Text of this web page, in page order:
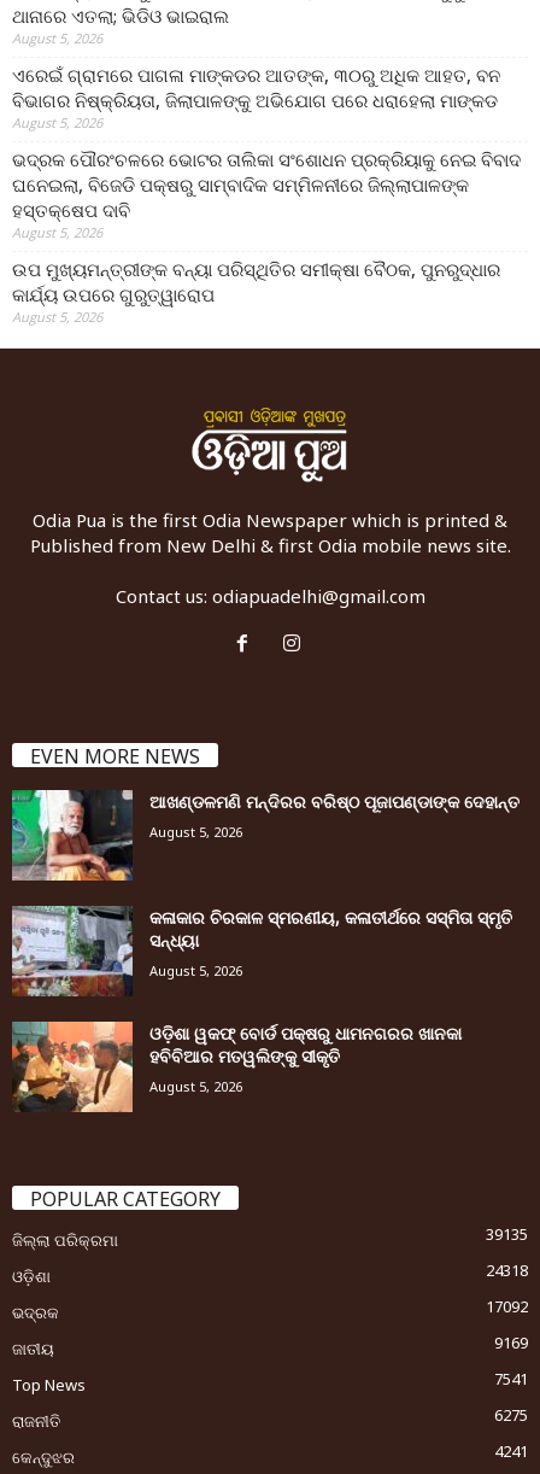
ଥାନାରେ ଏତଲା; ଭିଡିଓ ଭାଇରାଲ
August 5, 2026
ଏରେଇଁ ଗ୍ରାମରେ ପାଗଳା ମାଙ୍କଡର ଆତଙ୍କ, ୩୦ରୁ ଅଧିକ ଆହତ, ବନ
ବିଭାଗର ନିଷ୍କ୍ରିୟତା, ଜିଲାପାଳଙ୍କୁ ଅଭିଯୋଗ ପରେ ଧରାହେଲା ମାଙ୍କଡ
August 5, 2026
ଭଦ୍ରକ ପୌରଂଚଳରେ ଭୋଟର ତାଲିକା ସଂଶୋଧନ ପ୍ରକ୍ରିୟାକୁ ନେଇ ବିବାଦ
ଘନେଇଲା, ବିଜେଡି ପକ୍ଷରୁ ସାମ୍ବାଦିକ ସମ୍ମିଳନୀରେ ଜିଲ୍ଲାପାଳଙ୍କ
ହସ୍ତକ୍ଷେପ ଦାବି
August 5, 2026
ଉପ ମୁଖ୍ୟମନ୍ତ୍ରୀଙ୍କ ବନ୍ୟା ପରିସ୍ଥିତିର ସମୀକ୍ଷା ବୈଠକ, ପୁନରୁଦ୍ଧାର
କାର୍ଯ୍ୟ ଉପରେ ଗୁରୁତ୍ୱାରୋପ
August 5, 2026
Odia Pua is the first Odia Newspaper which is printed &
Published from New Delhi & first Odia mobile news site.
Contact us: odiapuadelhi@gmail.com
EVEN MORE NEWS
ଆଖଣ୍ଡଳମଣି ମନ୍ଦିରର ବରିଷ୍ଠ ପୂଜାପଣ୍ଡାଙ୍କ ଦେହାନ୍ତ
August 5, 2026
କଳାକାର ଚିରକାଳ ସ୍ମରଣୀୟ, କଳାତୀର୍ଥରେ ସସ୍ମିତା ସ୍ମୃତି
ସନ୍ଧ୍ୟା
August 5, 2026
ଓଡ଼ିଶା ୱକଫ୍ ବୋର୍ଡ ପକ୍ଷରୁ ଧାମନଗରର ଖାନକା
ହବିବିଆର ମତୱଲିଙ୍କୁ ସୀକୃତି
August 5, 2026
POPULAR CATEGORY
ଜିଲ୍ଲା ପରିକ୍ରମା
39135
ଓଡ଼ିଶା
24318
ଭଦ୍ରକ
17092
ଜାତୀୟ
9169
Top News
7541
ରାଜନୀତି
6275
କେନ୍ଦୁଝର
4241